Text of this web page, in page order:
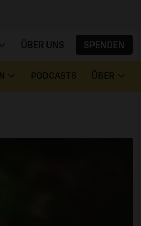
ÜBER UNS SPENDEN
PODCASTS ÜBER